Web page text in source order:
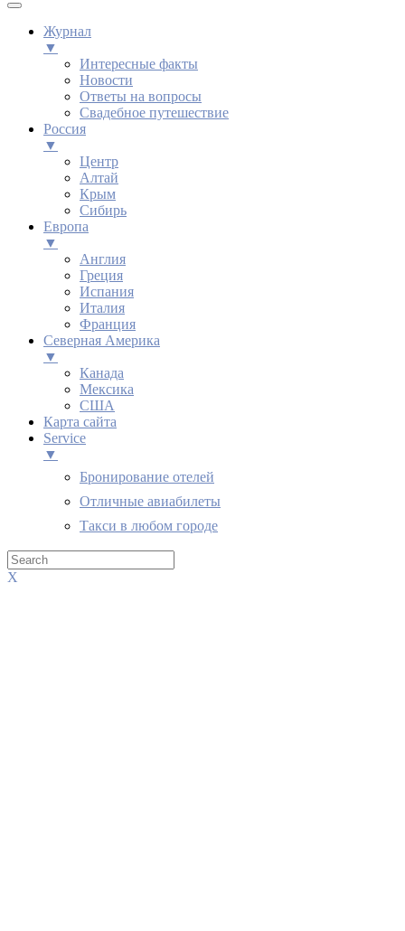
Журнал
▼
Интересные факты
Новости
Ответы на вопросы
Свадебное путешествие
Россия
▼
Центр
Алтай
Крым
Сибирь
Европа
▼
Англия
Греция
Испания
Италия
Франция
Северная Америка
▼
Канада
Мексика
США
Карта сайта
Service
▼
Бронирование отелей
Отличные авиабилеты
Такси в любом городе
X